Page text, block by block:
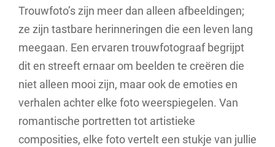
Trouwfoto’s zijn meer dan alleen afbeeldingen;
ze zijn tastbare herinneringen die een leven lang
meegaan. Een ervaren trouwfotograaf begrijpt
dit en streeft ernaar om beelden te creëren die
niet alleen mooi zijn, maar ook de emoties en
verhalen achter elke foto weerspiegelen. Van
romantische portretten tot artistieke
composities, elke foto vertelt een stukje van jullie